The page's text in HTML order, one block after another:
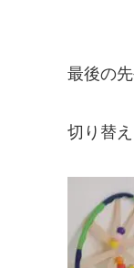
最後の
切り替